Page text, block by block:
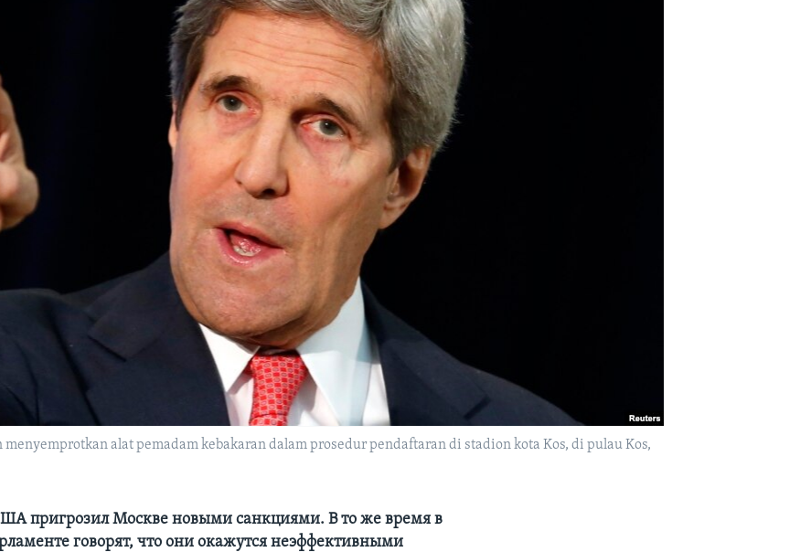
alat pemadam kebakaran dalam prosedur pendaftaran di stadion kota Kos, di pulau Kos,
пригрозил Москве новыми санкциями. В то же время в
говорят, что они окажутся неэффективными